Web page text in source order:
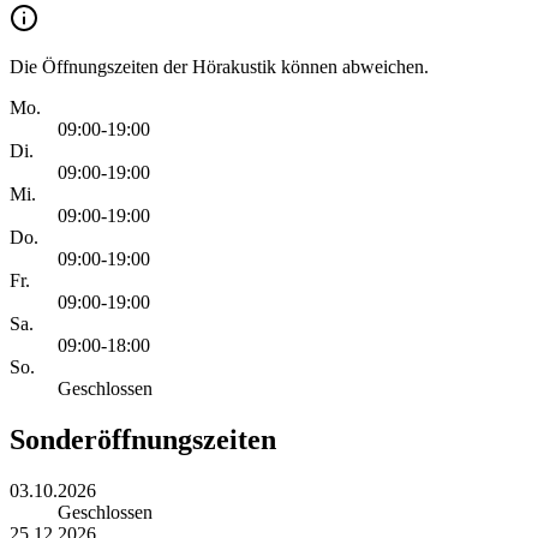
Die Öffnungszeiten der Hörakustik können abweichen.
Mo.
09:00-19:00
Di.
09:00-19:00
Mi.
09:00-19:00
Do.
09:00-19:00
Fr.
09:00-19:00
Sa.
09:00-18:00
So.
Geschlossen
Sonderöffnungszeiten
03.10.2026
Geschlossen
25.12.2026